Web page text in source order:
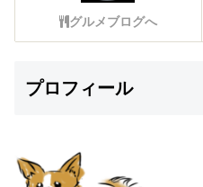
グルメブログへ
プロフィール